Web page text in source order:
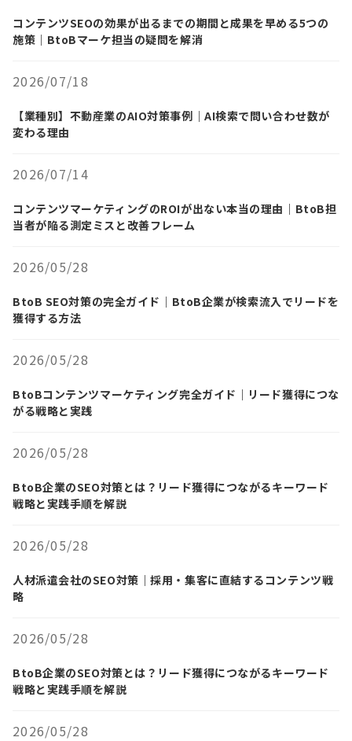
コンテンツSEOの効果が出るまでの期間と成果を早める5つの
施策｜BtoBマーケ担当の疑問を解消
2026/07/18
【業種別】不動産業のAIO対策事例｜AI検索で問い合わせ数が
変わる理由
2026/07/14
コンテンツマーケティングのROIが出ない本当の理由｜BtoB担
当者が陥る測定ミスと改善フレーム
2026/05/28
BtoB SEO対策の完全ガイド｜BtoB企業が検索流入でリードを
獲得する方法
2026/05/28
BtoBコンテンツマーケティング完全ガイド｜リード獲得につな
がる戦略と実践
2026/05/28
BtoB企業のSEO対策とは？リード獲得につながるキーワード
戦略と実践手順を解説
2026/05/28
人材派遣会社のSEO対策｜採用・集客に直結するコンテンツ戦
略
2026/05/28
BtoB企業のSEO対策とは？リード獲得につながるキーワード
戦略と実践手順を解説
2026/05/28